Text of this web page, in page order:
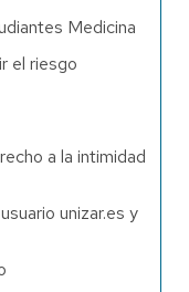
Medicina
el riesgo
a la intimidad
unizar.es y